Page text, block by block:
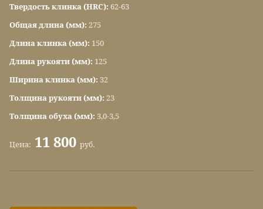
Твердость клинка (HRC): 62-63
Общая длина (мм): 275
Длина клинка (мм): 150
Длина рукояти (мм): 125
Ширина клинка (мм): 32
Толщина рукояти (мм): 23
Толщина обуха (мм): 3,0-3,5
Цена: 11 800 руб.